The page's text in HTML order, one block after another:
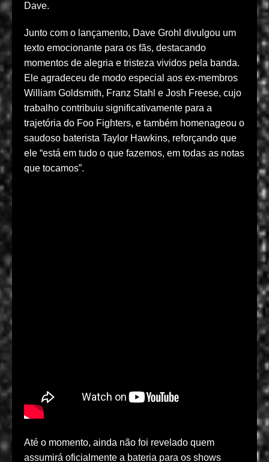
Dave.
Junto com o lançamento, Dave Grohl divulgou um
texto emocionante para os fãs, destacando
momentos de alegria e tristeza vividos pela banda.
Ele agradeceu de modo especial aos ex-membros
William Goldsmith, Franz Stahl e Josh Freese, cujo
trabalho contribuiu significativamente para a
trajetória do Foo Fighters, e também homenageou o
saudoso baterista Taylor Hawkins, reforçando que
ele “está em tudo o que fazemos, em todas as notas
que tocamos”.
Até o momento, ainda não foi revelado quem
assumirá oficialmente a bateria para os shows